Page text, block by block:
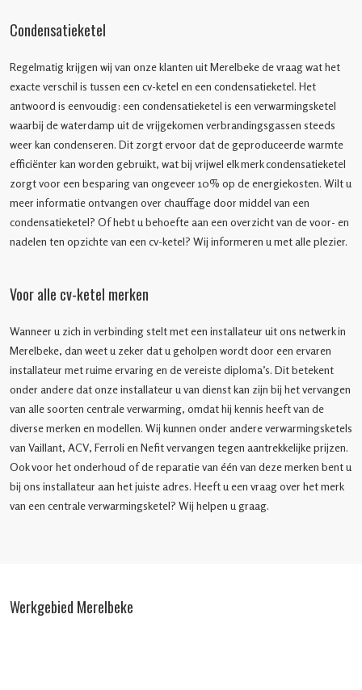
Condensatieketel
Regelmatig krijgen wij van onze klanten uit Merelbeke de vraag wat het
exacte verschil is tussen een cv-ketel en een condensatieketel. Het
antwoord is eenvoudig: een condensatieketel is een verwarmingsketel
waarbij de waterdamp uit de vrijgekomen verbrandingsgassen steeds
weer kan condenseren. Dit zorgt ervoor dat de geproduceerde warmte
efficiënter kan worden gebruikt, wat bij vrijwel elk merk condensatieketel
zorgt voor een besparing van ongeveer 10% op de energiekosten. Wilt u
meer informatie ontvangen over chauffage door middel van een
condensatieketel? Of hebt u behoefte aan een overzicht van de voor- en
nadelen ten opzichte van een cv-ketel? Wij informeren u met alle plezier.
Voor alle cv-ketel merken
Wanneer u zich in verbinding stelt met een installateur uit ons netwerk in
Merelbeke, dan weet u zeker dat u geholpen wordt door een ervaren
installateur met ruime ervaring en de vereiste diploma’s. Dit betekent
onder andere dat onze installateur u van dienst kan zijn bij het vervangen
van alle soorten centrale verwarming, omdat hij kennis heeft van de
diverse merken en modellen. Wij kunnen onder andere verwarmingsketels
van Vaillant, ACV, Ferroli en Nefit vervangen tegen aantrekkelijke prijzen.
Ook voor het onderhoud of de reparatie van één van deze merken bent u
bij ons installateur aan het juiste adres. Heeft u een vraag over het merk
van een centrale verwarmingsketel? Wij helpen u graag.
Werkgebied Merelbeke